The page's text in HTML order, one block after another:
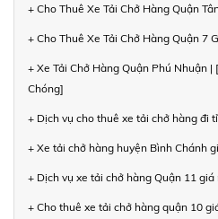
+ Cho Thuê Xe Tải Chở Hàng Quận
+ Cho Thuê Xe Tải Chở Hàng Quận 7
+ Xe Tải Chở Hàng Quận Phú Nhuận |
Chóng]
+ Dịch vụ cho thuê xe tải chở hàng đi
+ Xe tải chở hàng huyện Bình Chánh
+ Dịch vụ xe tải chở hàng Quận 11
+ Cho thuê xe tải chở hàng quận 10